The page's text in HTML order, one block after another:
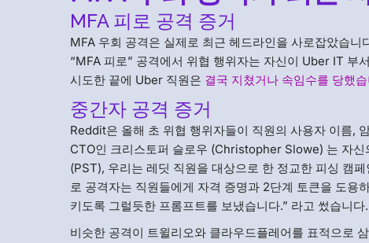
MFA 피로 공격 증거
MFA 우회 공격은 실제로 최근 헤드라인을 사로잡았습
“MFA 피로” 공격에서 위협 행위자는 자신이 Uber IT 부
시도한 끝에 Uber 직원은 결국 지쳤거나 속임수를 당했
중간자 공격 증거
Reddit은 올해 초 위협 행위자들이 직원의 사용자 이름,
CTO인 크리스토퍼 슬로우 (Christopher Slowe) 는 자
(PST), 우리는 레딧 직원을 대상으로 한 정교한 피싱 캠
로 공격자는 직원들에게 자격 증명과 2단계 토큰을 도용
키도록 그럴듯한 프롬프트를 보냈습니다.” 라고 썼습니다.
비슷한 공격이 트윌리오와 클라우드플레어를 표적으로